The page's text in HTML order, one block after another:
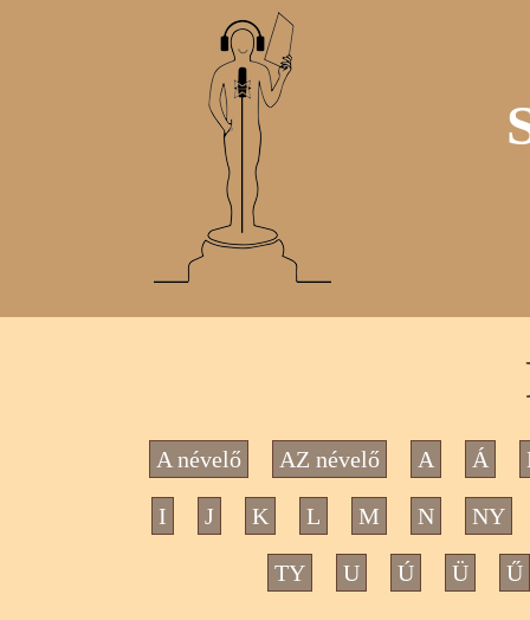
A névelő AZ névelő A Á
I J K L M N NY
TY U Ú Ü Ű